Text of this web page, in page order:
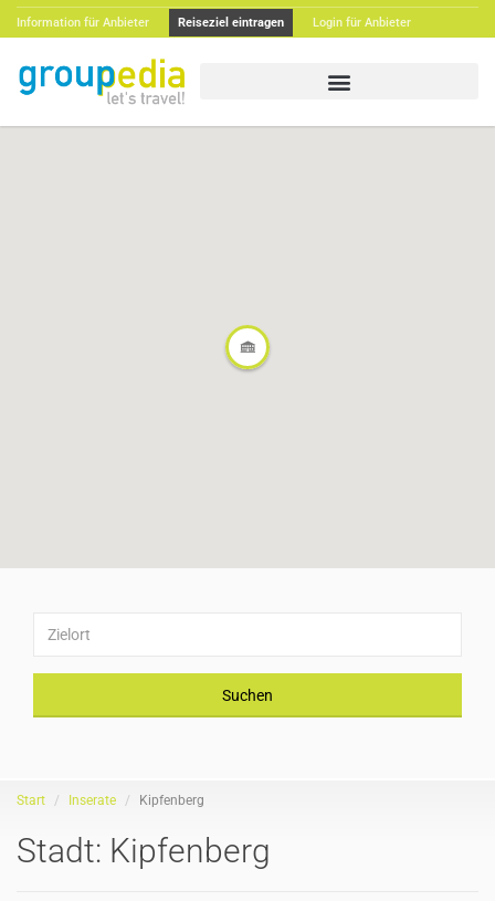
Information für Anbieter Reiseziel eintragen Login für Anbieter
Suchen
Start Inserate Kipfenberg
Stadt: Kipfenberg